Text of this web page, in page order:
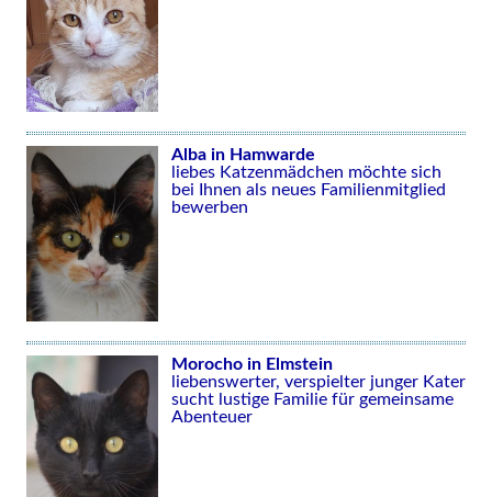
Alba in Hamwarde
liebes Katzenmädchen möchte sich
bei Ihnen als neues Familienmitglied
bewerben
Morocho in Elmstein
liebenswerter, verspielter junger Kater
sucht lustige Familie für gemeinsame
Abenteuer